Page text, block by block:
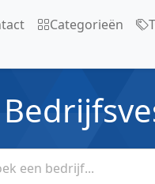
Categorieën